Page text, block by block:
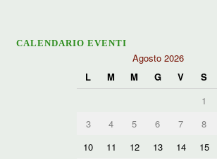
CALENDARIO EVENTI
Agosto 2026
L
M M G V S
1
3
4 5 6 7 8
10 11 12 13 14 15